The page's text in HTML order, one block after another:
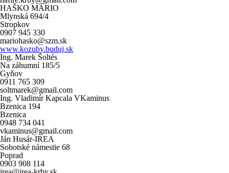
HAŠKO MÁRIO
Mlynská 694/4
Stropkov
0907 945 330
mariohasko@szm.sk
www.kozuby.buduj.sk
Ing. Marek Šoltés
Na záhumní 185/5
Gyňov
0911 765 309
soltmarek@gmail.com
Ing. Vladimír Kapcala VKaminus
Bzenica 194
Bzenica
0948 734 041
vkaminus@gmail.com
Ján Husár-IREA
Sobotské námestie 68
Poprad
0903 908 114